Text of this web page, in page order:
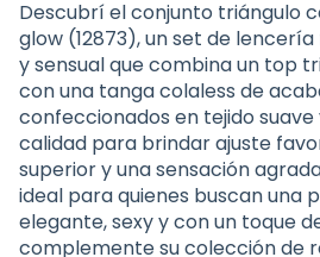
Descubrí el conjunto triángulo
glow (12873), un set de
y sensual que combina un top
con una tanga colaless de
confeccionados en tejido
calidad para brindar ajuste
superior y una sensación
ideal para quienes buscan una
elegante, sexy y con un toque
complemente su colección de